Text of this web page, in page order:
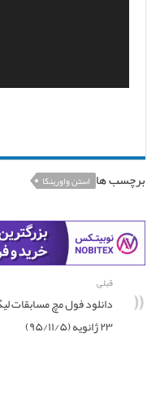
برچسب ها استن واورینکا
قبلی
۲۳ ژانویه (۹۵/۱۱/۵)